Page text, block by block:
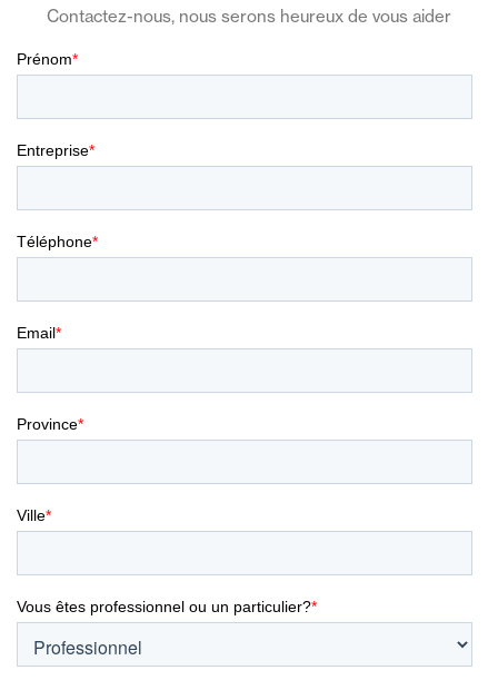
Contactez-nous, nous serons heureux de vous aider